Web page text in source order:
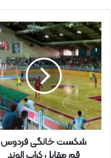
ل
خ
و
د
ر
ا
و
ا
ر
شکست خانگی فردوس